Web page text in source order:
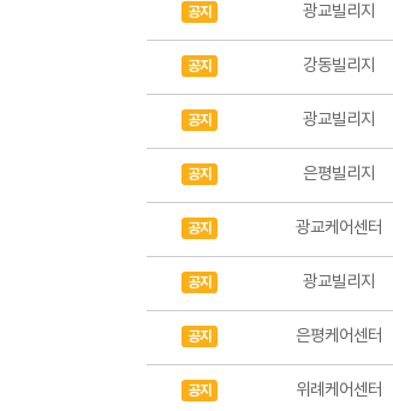
공지 광교빌리지
공지 강동빌리지
공지 광교빌리지
공지 은평빌리지
공지 광교케어센터
공지 광교빌리지
공지 은평케어센터
공지 위례케어센터